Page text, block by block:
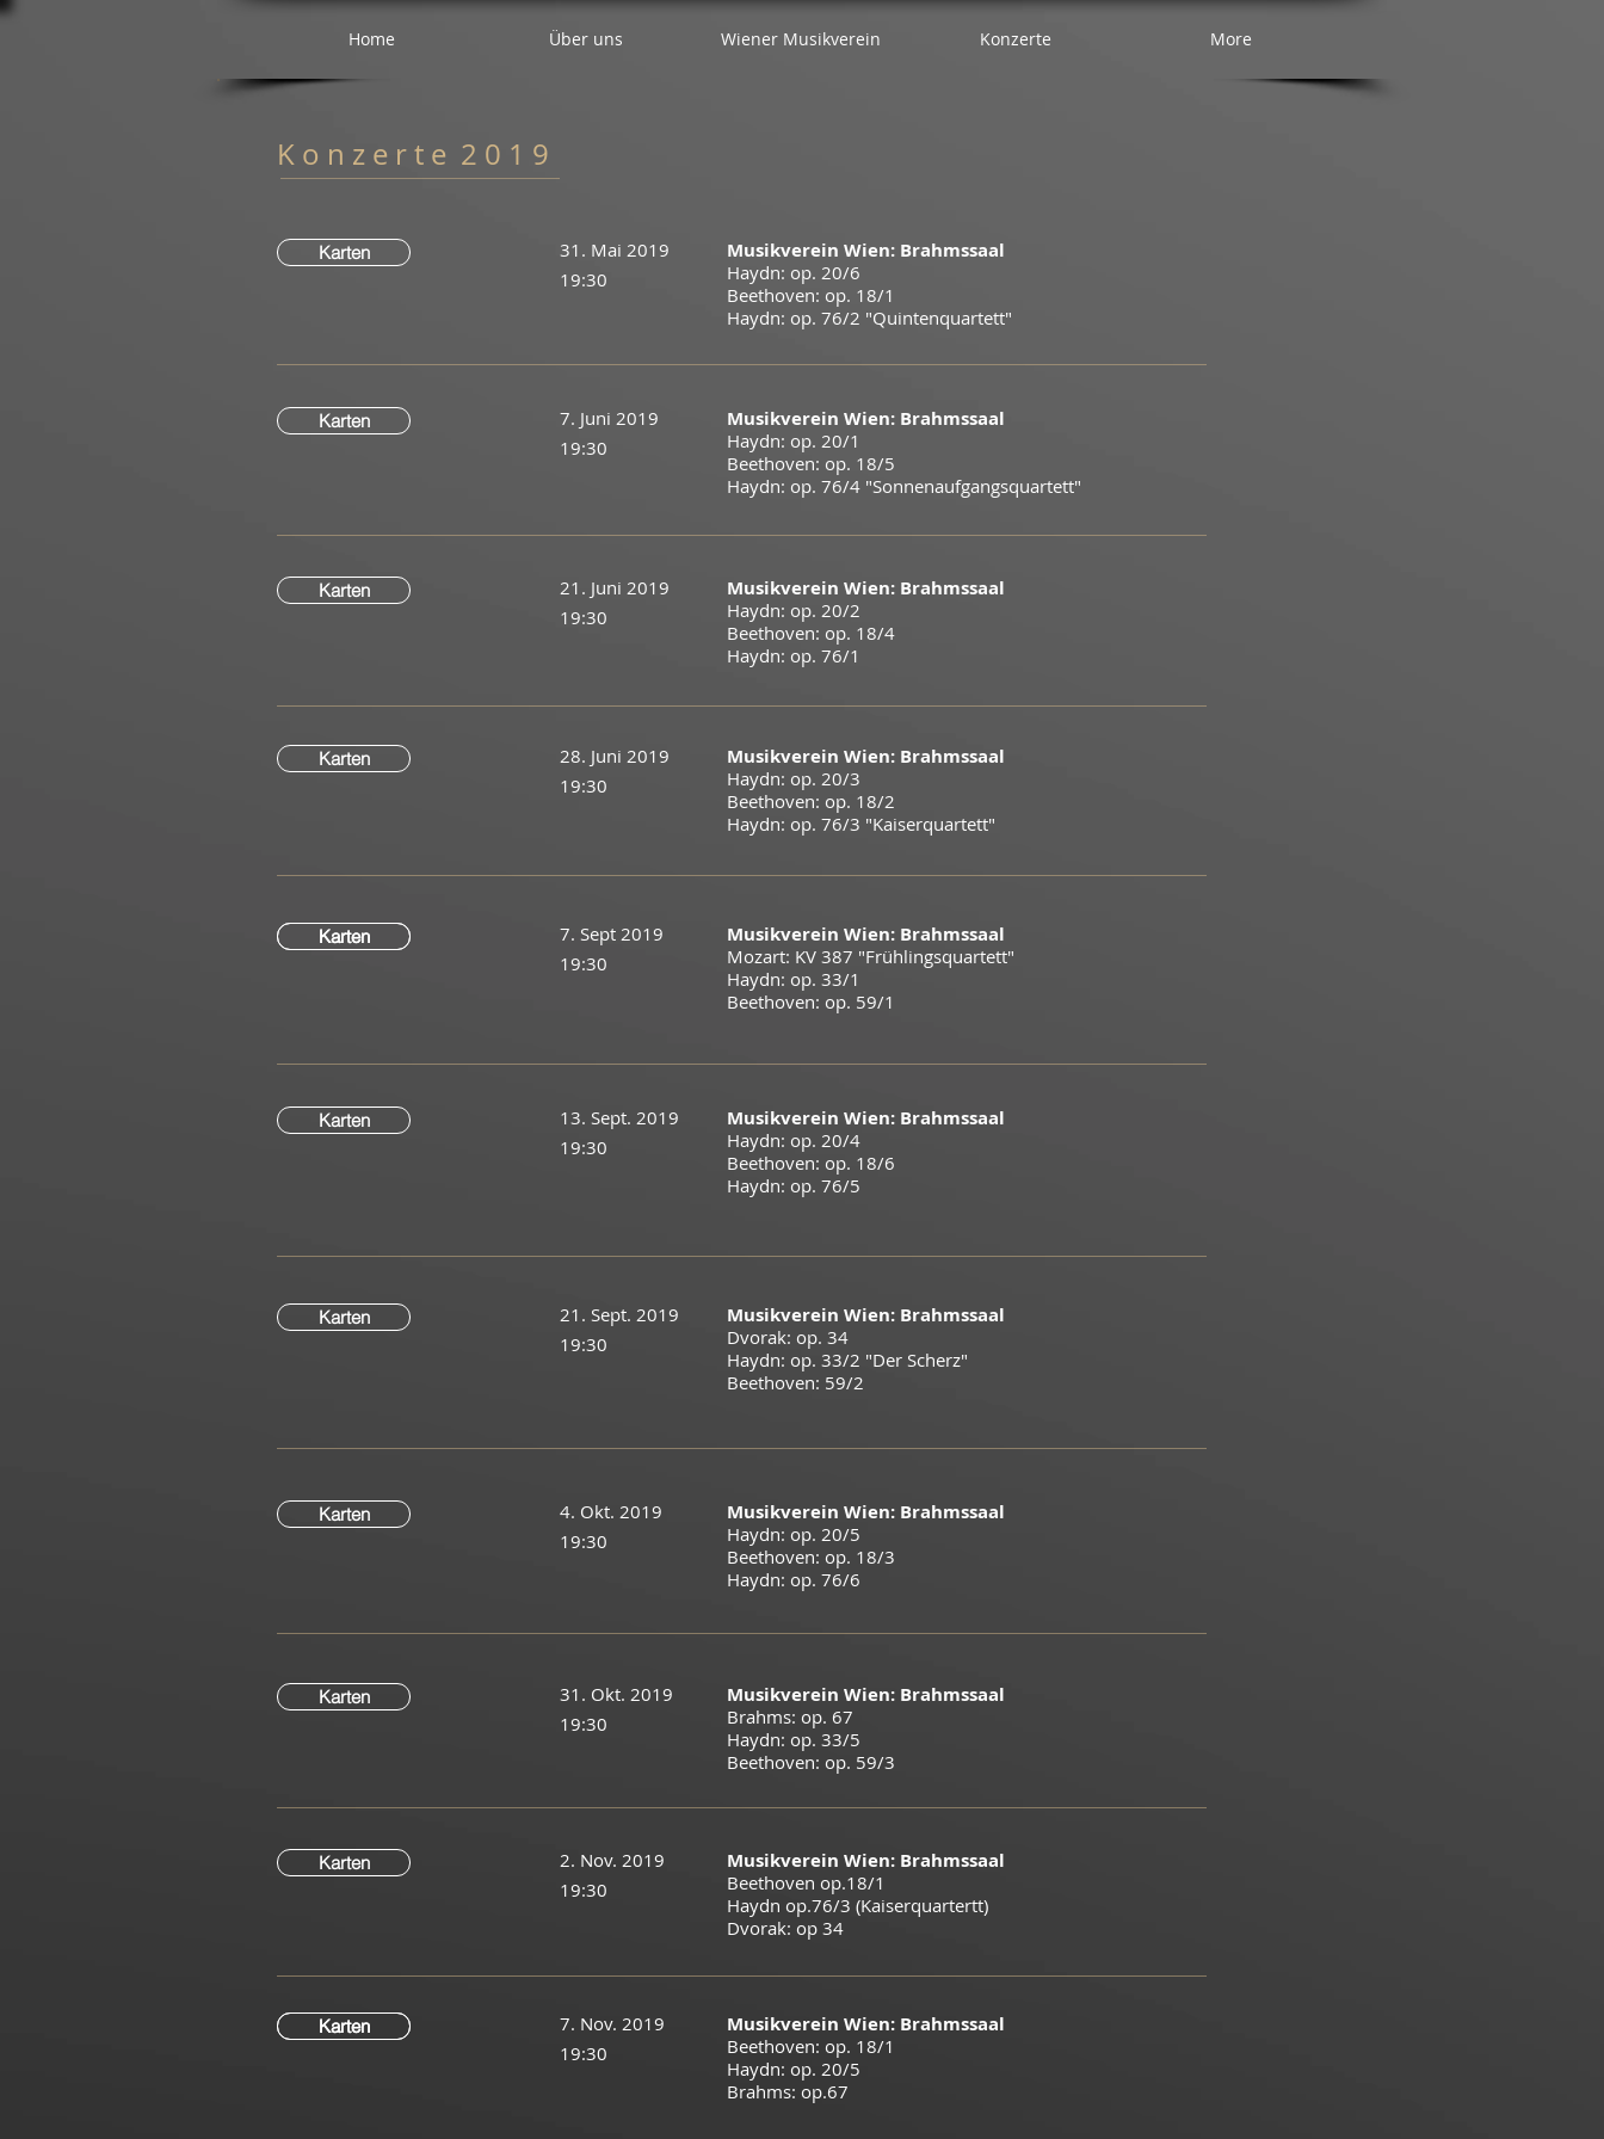
Home Über uns Wiener Musikverein Konzerte More
K o n z e r t e 2 0 1 9
Karten
31. Mai 2019
19:30
Musikverein Wien: Brahmssaal
Haydn: op. 20/6
​Beethoven: op. 18/1
Haydn: op. 76/2 "Quintenquartett"
Karten
7. Juni 2019
19:30
Musikverein Wien: Brahmssaal
Haydn: op. 20/1
​Beethoven: op. 18/5
Haydn: op. 76/4 "Sonnenaufgangsquartett"
Karten
21. Juni 2019
19:30
Musikverein Wien: Brahmssaal
Haydn: op. 20/2
​Beethoven: op. 18/4
Haydn: op. 76/1
Karten
28. Juni 2019
19:30
Musikverein Wien: Brahmssaal
Haydn: op. 20/3
​Beethoven: op. 18/2
Haydn: op. 76/3 "Kaiserquartett"
Karten
Karten
7. Sept 2019
19:30
Musikverein Wien: Brahmssaal
Mozart: KV 387 "Frühlingsquartett"
Haydn: op. 33/1
​Beethoven: op. 59/1
Karten
13. Sept. 2019
19:30
Musikverein Wien: Brahmssaal
Haydn: op. 20/4
​Beethoven: op. 18/6
Haydn: op. 76/5
Karten
21. Sept. 2019
19:30
Musikverein Wien: Brahmssaal
Dvorak: op. 34
Haydn: op. 33/2 "Der Scherz"
Beethoven: 59/2
Karten
4. Okt. 2019
19:30
Musikverein Wien: Brahmssaal
Haydn: op. 20/5
​Beethoven: op. 18/3
Haydn: op. 76/6
Karten
31. Okt. 2019
19:30
Musikverein Wien: Brahmssaal
Brahms: op. 67
Haydn: op. 33/5
Beethoven: op. 59/3
Karten
2. Nov. 2019
19:30
Musikverein Wien: Brahmssaal
​​Beethoven op.18/1
Haydn op.76/3 (Kaiserquartertt)
Dvorak: op 34
Karten
Karten
7. Nov. 2019
19:30
Musikverein Wien: Brahmssaal
Beethoven: op. 18/1
Haydn: op. 20/5
Brahms: op.67